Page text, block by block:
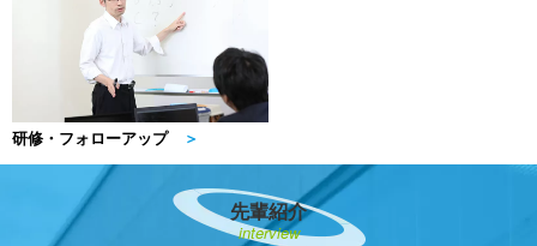
研修・フォローアップ ＞
先輩紹介
interview